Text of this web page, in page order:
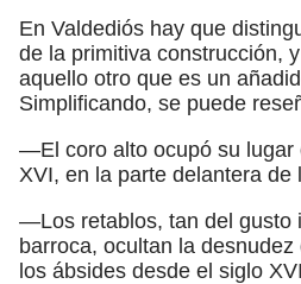
En Valdediós hay que
de la primitiva construcción,
aquello otro que es un
Simplificando, se puede
—El coro alto ocupó su lugar
XVI, en la parte delantera de
—Los retablos, tan del gusto
barroca, ocultan la
los ábsides desde el siglo